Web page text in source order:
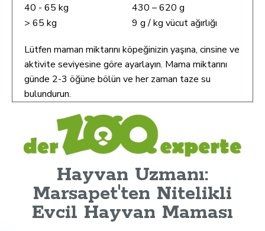
40 - 65 kg
430 – 620 g
> 65 kg
9 g / kg vücut ağırlığı
Lütfen maman miktarını köpeğinizin yaşına, cinsine ve
aktivite seviyesine göre ayarlayın. Mama miktarını
günde 2-3 öğüne bölün ve her zaman taze su
bulundurun.
Hayvan Uzmanı:
Marsapet'ten Nitelikli
Evcil Hayvan Maması